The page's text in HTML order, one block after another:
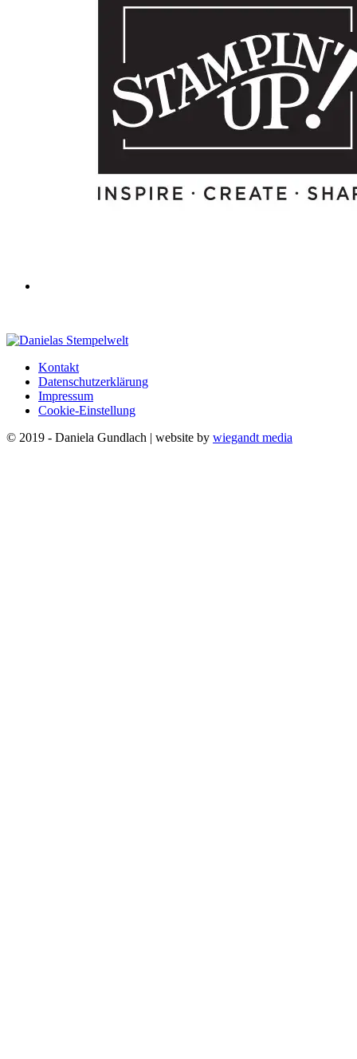
Kontakt
Datenschutzerklärung
Impressum
Cookie-Einstellung
© 2019 - Daniela Gundlach | website by wiegandt media